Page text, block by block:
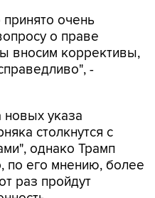
очень
о праве
вносим коррективы,
-
новых указа
столкнутся с
однако Трамп
по его мнению, более
раз пройдут